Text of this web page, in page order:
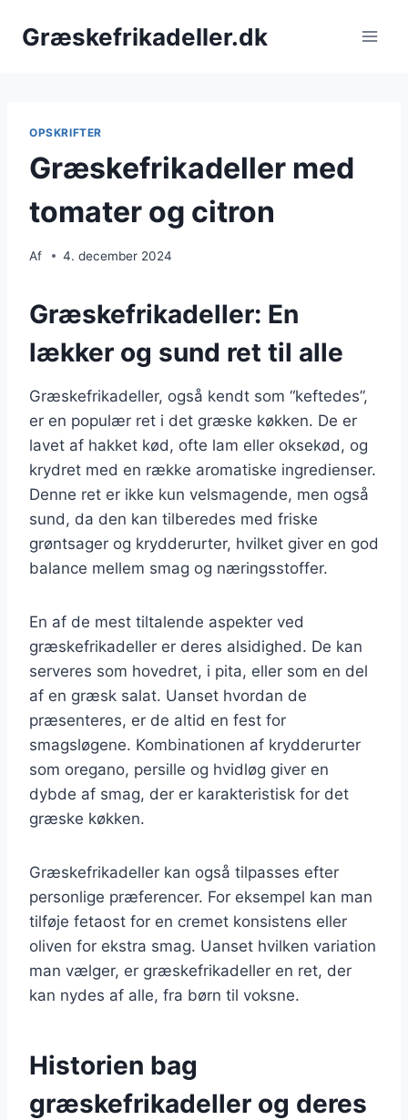
Græskefrikadeller.dk
OPSKRIFTER
Græskefrikadeller med
tomater og citron
Af 4. december 2024
Græskefrikadeller: En
lækker og sund ret til alle
Græskefrikadeller, også kendt som “keftedes”,
er en populær ret i det græske køkken. De er
lavet af hakket kød, ofte lam eller oksekød, og
krydret med en række aromatiske ingredienser.
Denne ret er ikke kun velsmagende, men også
sund, da den kan tilberedes med friske
grøntsager og krydderurter, hvilket giver en god
balance mellem smag og næringsstoffer.
En af de mest tiltalende aspekter ved
græskefrikadeller er deres alsidighed. De kan
serveres som hovedret, i pita, eller som en del
af en græsk salat. Uanset hvordan de
præsenteres, er de altid en fest for
smagsløgene. Kombinationen af krydderurter
som oregano, persille og hvidløg giver en
dybde af smag, der er karakteristisk for det
græske køkken.
Græskefrikadeller kan også tilpasses efter
personlige præferencer. For eksempel kan man
tilføje fetaost for en cremet konsistens eller
oliven for ekstra smag. Uanset hvilken variation
man vælger, er græskefrikadeller en ret, der
kan nydes af alle, fra børn til voksne.
Historien bag
græskefrikadeller og deres